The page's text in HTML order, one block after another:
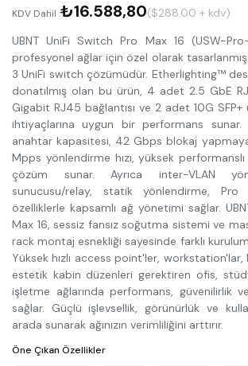
KDV Dahil :₺16.588,80($288.00 + kdv)
UBNT UniFi Switch Pro Max 16 (USW-
profesyonel ağlar için özel olarak
3 UniFi switch çözümüdür. Etherlighting™
donatılmış olan bu ürün, 4 adet 2.5 GbE
Gigabit RJ45 bağlantısı ve 2 adet 10G SFP+
ihtiyaçlarına uygun bir performans
anahtar kapasitesi, 42 Gbps blokaj
Mpps yönlendirme hızı, yüksek
çözüm sunar. Ayrıca inter-VLAN
sunucusu/relay, statik yönlendirme,
özelliklerle kapsamlı ağ yönetimi sağlar.
Max 16, sessiz fansız soğutma sistemi ve
rack montaj esnekliği sayesinde farklı
Yüksek hızlı access point'ler, workstation'lar,
estetik kabin düzenleri gerektiren ofis,
işletme ağlarında performans, güvenilirlik ve
sağlar. Güçlü işlevsellik, görünürlük ve
arada sunarak ağınızın verimliliğini arttırır.
Öne Çıkan Özellikler